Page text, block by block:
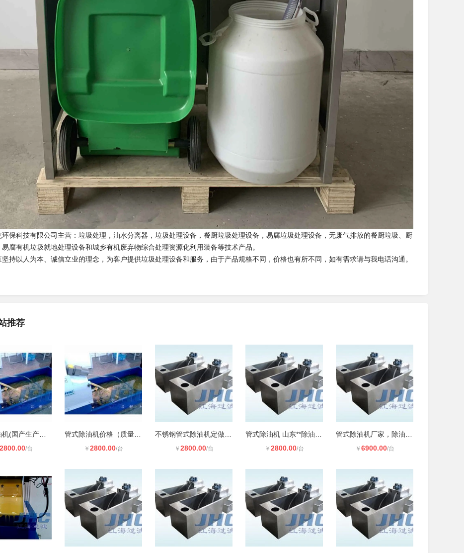
环保科技有限公司主营：垃圾处理，油水分离器，垃圾处理设备，餐厨垃圾处理设备，易腐垃圾处理设备，无废气排放的餐厨垃圾、厨
腐有机垃圾就地处理设备和城乡有机废弃物综合处理资源化利用装备等技术产品。
持以人为本、诚信立业的理念，为客户提供垃圾处理设备和服务，由于产品规格不同，价格也有所不同，如有需求请与我电话沟通。
推荐
2800.00/台 ￥ 2800.00/台 ￥ 2800.00/台 ￥ 2800.00/台 ￥ 6900.00/台